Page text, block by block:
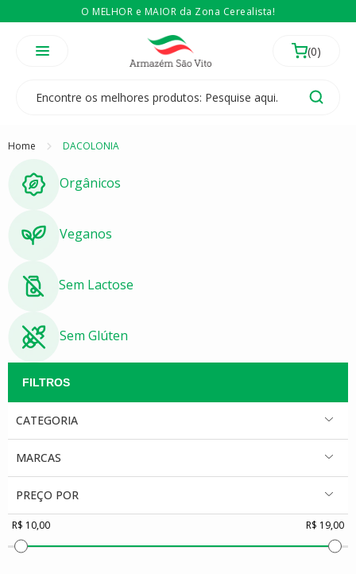
O MELHOR e MAIOR da Zona Cerealista!
Temos 3 lojas físicas na Zona Cerealista de São Paulo!
É revendedor? EntãoCompre no atacado
Home DACOLONIA
Orgânicos
Veganos
Sem Lactose
Sem Glúten
CATEGORIA
MARCAS
PREÇO POR